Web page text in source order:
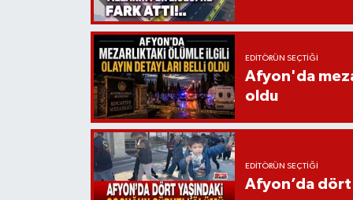
EDITÖRÜN SEÇTIĞI
Afyon'da
oldu
EDITÖRÜN SEÇTIĞI
Afyon’da dört